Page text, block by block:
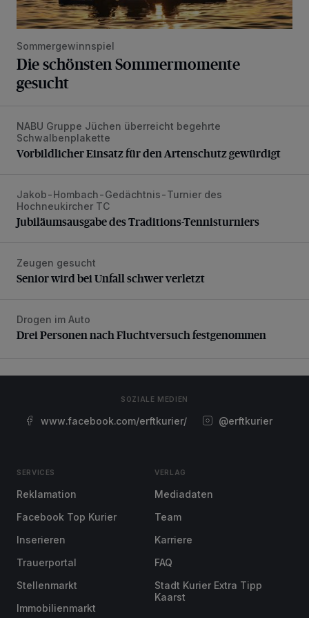
Sommergewinnspiel
Die schönsten Sommermomente
gesucht
Vorbildlicher Einsatz für den Artenschutz gewürdigt
NABU Gruppe Jüchen überreicht begehrte
Schwalbenplakette
Vorbildlicher Einsatz für den Artenschutz gewürdigt
Jubiläumsausgabe des Traditions-Tennisturniers
Jakob-Hombach-Gedächtnis-Turnier des
Hochneukircher TC
Jubiläumsausgabe des Traditions-Tennisturniers
Senior wird bei Unfall schwer verletzt
Zeugen gesucht
Senior wird bei Unfall schwer verletzt
Drei Personen nach Fluchtversuch festgenommen
Drogen im Auto
Drei Personen nach Fluchtversuch festgenommen
SOZIALE MEDIEN
www.facebook.com/erftkurier/ @erftkurier
SERVICES
Reklamation
Facebook Top Kurier
Inserieren
Trauerportal
Stellenmarkt
Immobilienmarkt
VERLAG
Mediadaten
Team
Karriere
FAQ
Stadt Kurier Extra Tipp
Kaarst